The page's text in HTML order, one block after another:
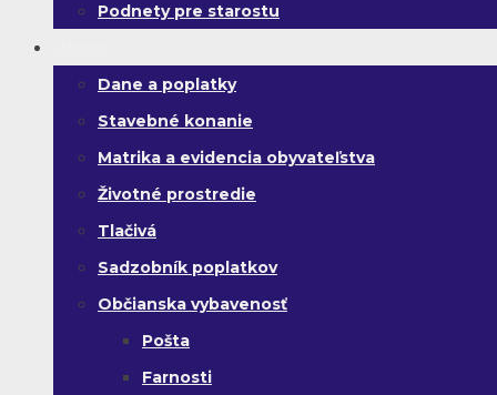
Podnety pre starostu
Dane a poplatky
Stavebné konanie
Matrika a evidencia obyvateľstva
Životné prostredie
Tlačivá
Sadzobník poplatkov
Občianska vybavenosť
Pošta
Farnosti